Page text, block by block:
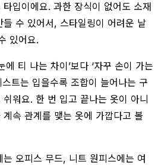
입이에요. 과한 장식이 없어도 소재
수 있어서, 스타일링이 어려운 날
있어요.
에 티 나는 차이’보다 ‘자꾸 손이 가는
트는 입을수록 조합이 늘어나는 구
워요. 한 번 입고 끝나는 옷이 아니
속 관계를 맺는 옷에 가깝다고 볼
오피스 무드, 니트 원피스에는 여